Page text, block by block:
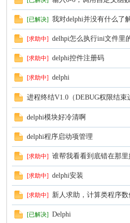
[已解决] 我对delphi并没有什么了
[求助中] delhpi怎么执行ini文件里
[求助中] delphi控件注册码
[求助中] delphi
进程终结V1.0（DEBUG权限结束
delphi模块好冷清啊
delphi程序启动项管理
[求助中] 谁帮我看看到底错在那
[求助中] delphi安装
[求助中] 新人求助，计算类程序数
[已解决] Delphi